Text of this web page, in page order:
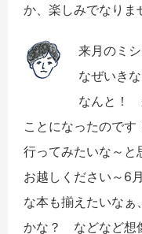
か、楽しみでなりま
来月のミ
なぜいき
なんと！
ことになったので
行ってみたいな～と
お越しください～6
な本も揃えたいな
かな？ などなど想